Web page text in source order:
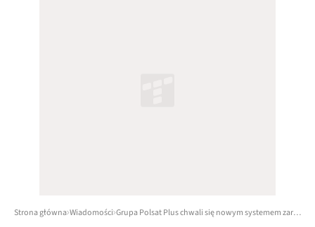
Strona główna Wiadomości Grupa Polsat Plus chwali się nowym systemem zarządzania usługami